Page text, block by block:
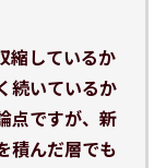
縮しているか
続いているか
点ですが、新
積んだ層でも